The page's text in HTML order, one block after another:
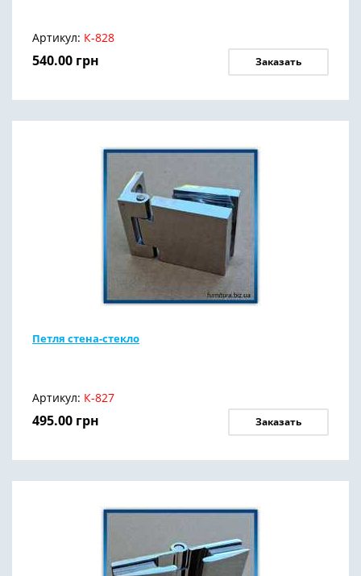
Артикул: К-828
540.00 грн Заказать
Петля стена-стекло
Артикул: К-827
495.00 грн Заказать